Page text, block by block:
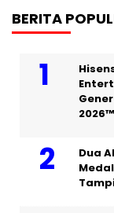
BERITA
2026™
Dua